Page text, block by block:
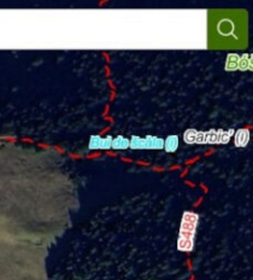
s
A
p
e
d
n
g
r
a
m
l